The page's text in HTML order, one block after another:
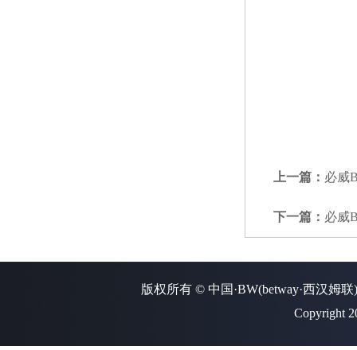
上一篇： 必威
下一篇： 必威
版权所有 © 中国·BW(betway·西汉姆
Copyright